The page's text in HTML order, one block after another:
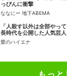
っぴんに衝撃
ななにー 地下ABEMA
「人殺す以外は全部やっ
長時代を公開した人気芸人
愛のハイエナ
もっと